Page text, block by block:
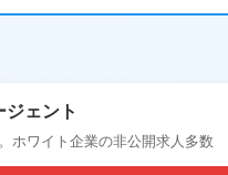
ジェント
ホワイト企業の非公開求人多数